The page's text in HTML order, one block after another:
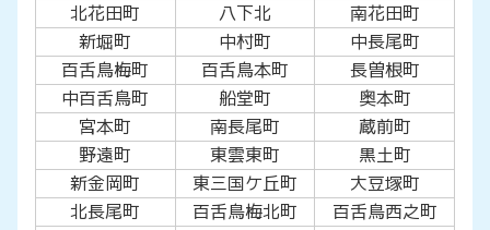
北花田町 八下北
南花田町
新堀町
中村町
中長尾町
百舌鳥梅町
百舌鳥本町
長曽根町
中百舌鳥町
船堂町
奥本町
宮本町
南長尾町
蔵前町
野遠町
東雲東町
黒土町
新金岡町
東三国ケ丘町
大豆塚町
北長尾町
百舌鳥梅北町
百舌鳥西之町